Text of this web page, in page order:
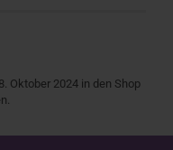
Oktober 2024 in den Shop